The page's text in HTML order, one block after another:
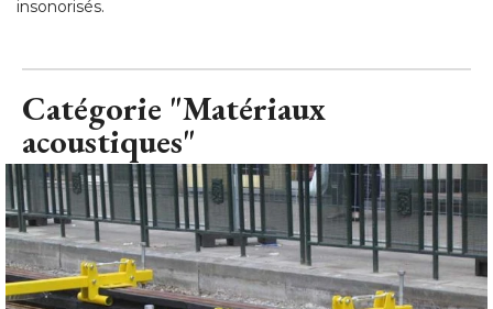
insonorisés.
Catégorie "Matériaux
acoustiques"